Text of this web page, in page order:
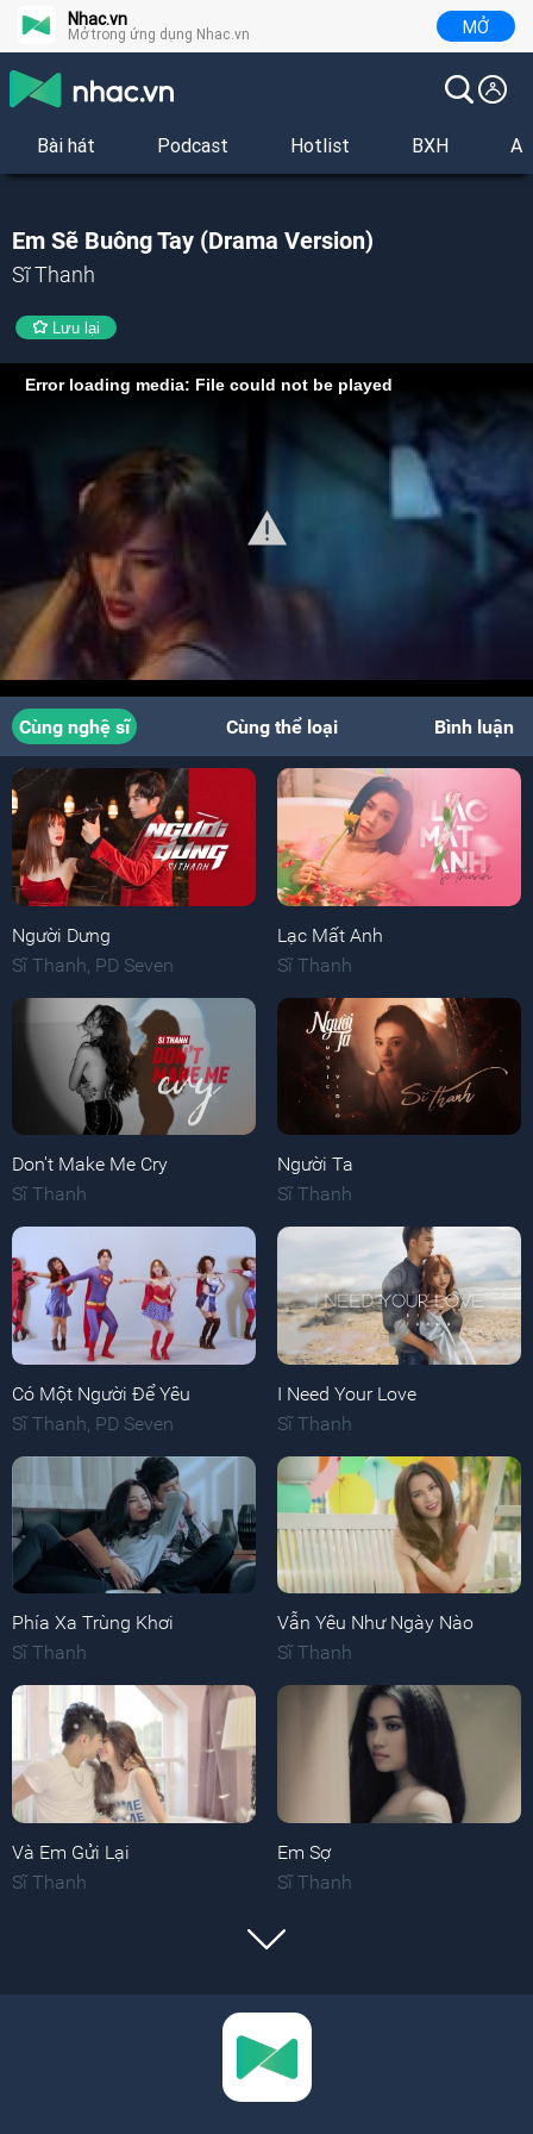
Nhac.vn
Mở trong ứng dụng Nhac.vn MỞ
Bài hát Podcast Hotlist BXH
Em Sẽ Buông Tay (Drama Version)
Sĩ Thanh
Lưu lại
Error loading media: File could not be played
Cùng nghệ sĩ Cùng thể loại Bình luận
Người Dưng
Sĩ Thanh PD Seven
Lạc Mất Anh
Sĩ Thanh
Don't Make Me Cry
Sĩ Thanh
Người Ta
Sĩ Thanh
Có Một Người Để Yêu
Sĩ Thanh PD Seven
I Need Your Love
Sĩ Thanh
Phía Xa Trùng Khơi
Sĩ Thanh
Vẫn Yêu Như Ngày Nào
Sĩ Thanh
Và Em Gửi Lại
Sĩ Thanh
Em Sợ
Sĩ Thanh